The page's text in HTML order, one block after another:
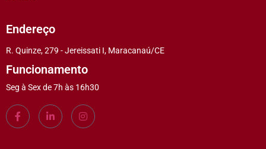
Endereço
R. Quinze, 279 - Jereissati I, Maracanaú/CE
Funcionamento
Seg à Sex de 7h às 16h30